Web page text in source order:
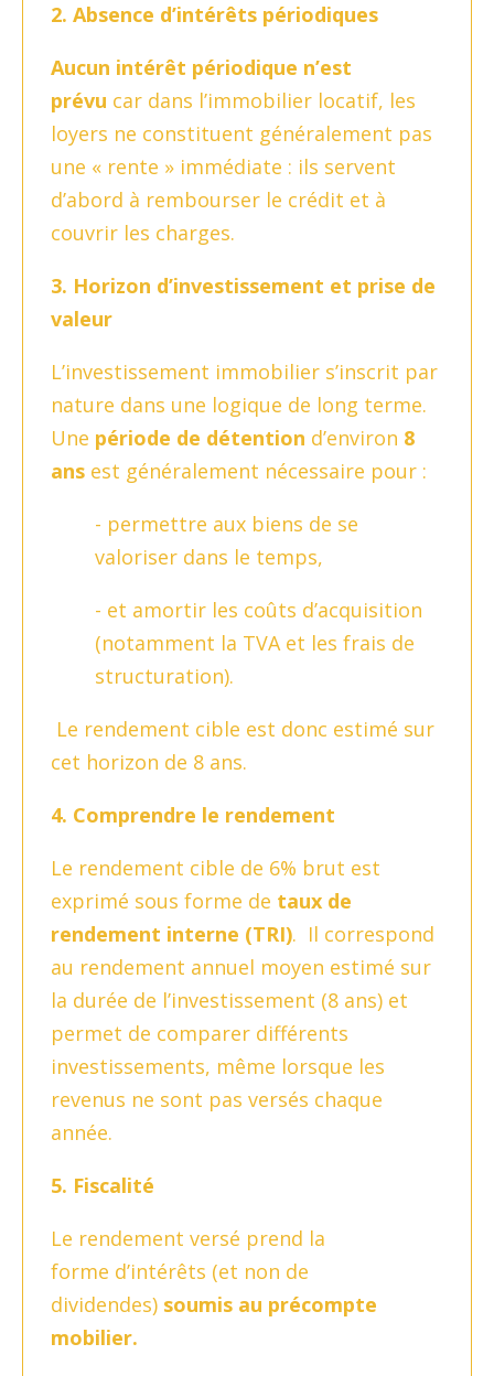
2. Absence d’intérêts périodiques
Aucun intérêt périodique n’est
prévu car dans l’immobilier locatif, les
loyers ne constituent généralement pas
une « rente » immédiate : ils servent
d’abord à rembourser le crédit et à
couvrir les charges.
3. Horizon d’investissement et prise de
valeur
L’investissement immobilier s’inscrit par
nature dans une logique de long terme.
Une période de détention d’environ 8
ans est généralement nécessaire pour :
- permettre aux biens de se
valoriser dans le temps,
- et amortir les coûts d’acquisition
(notamment la TVA et les frais de
structuration).
Le rendement cible est donc estimé sur
cet horizon de 8 ans.
4. Comprendre le rendement
Le rendement cible de 6% brut est
exprimé sous forme de taux de
rendement interne (TRI). Il correspond
au rendement annuel moyen estimé sur
la durée de l’investissement (8 ans) et
permet de comparer différents
investissements, même lorsque les
revenus ne sont pas versés chaque
année.
5. Fiscalité
Le rendement versé prend la
forme d’intérêts (et non de
dividendes) soumis au précompte
mobilier.